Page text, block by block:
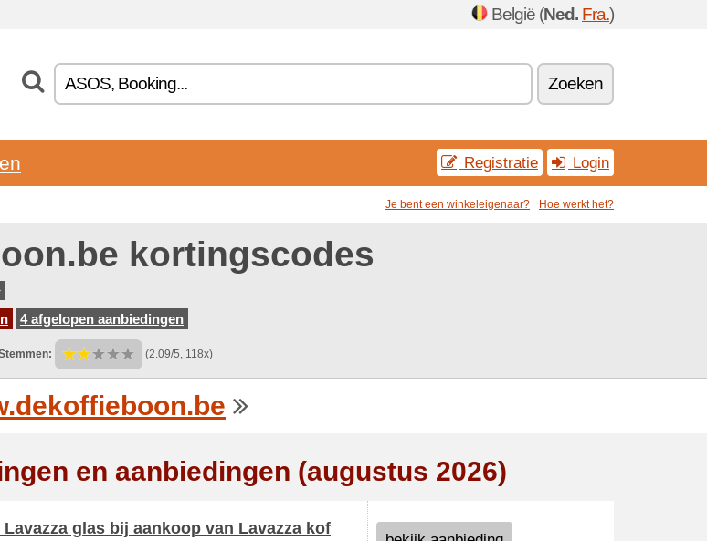
België (Ned. Fra.)
Zoeken
Registratie Login
Je bent een winkeleigenaar? Hoe werkt het?
kortingscodes
4 afgelopen aanbiedingen
(2.09/5, 118x)
en aanbiedingen (augustus 2026)
glas bij aankoop van Lavazza kof